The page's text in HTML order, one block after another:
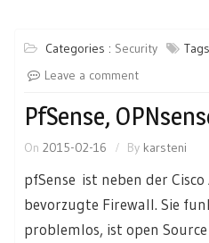
Categories : Security
Leave a comment
PfSense,
On 2015-02-16 By karsteni
pfSense ist neben der Cisco
bevorzugte Firewall. Sie
problemlos, ist open